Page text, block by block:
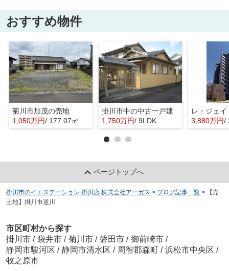
おすすめ物件
菊川市加茂の売地
1,050万円/ 177.07㎡
掛川市中の中古一戸建
1,750万円/ 9LDK
レ・ジェ
3,880万円/
ページトップへ
掛川市のイエステーション 掛川店 株式会社アーガス > ブログ記事一覧 >
【売
土地】掛川市逆川
市区町村から探す
掛川市 / 袋井市 / 菊川市 / 磐田市 / 御前崎市 /
静岡市駿河区 / 静岡市清水区 / 周智郡森町 / 浜松市中央区 /
牧之原市